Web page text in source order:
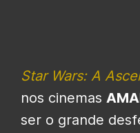
Star Wars: A
nos cinemas
ser o grande